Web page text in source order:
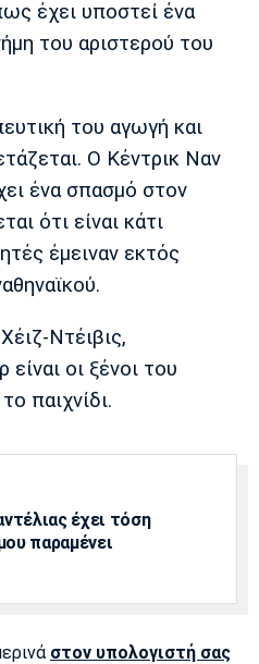
Ρεάλ
Μαδρίτης
Άρσεναλ
Σίτι
έχει υποστεί ένα
του αριστερού του
του αγωγή και
Ο Κέντρικ Ναν
ένα σπασμό στον
ότι είναι κάτι
έμειναν εκτός
Ντέιβις,
οι ξένοι του
παιχνίδι.
έχει τόση
παραμένει
στον υπολογιστή σας